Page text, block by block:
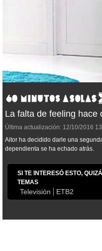
La falta de feeling hace
Última actualización: 12/10/2016
Aitor ha decidido darle una
dependienta se ha echado atrás.
SI TE INTERESÓ ESTO,
TEMAS
Televisión ETB2